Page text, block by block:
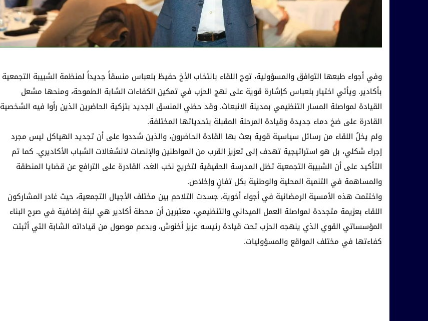
وفي أجواء طبعها التوافق والمسؤولية، توج اللقاء بانتخاب الأخ حفيظ بلعباس منسقاً جديداً لمنظمة الشبيبة التجمعية
بأكادير. ويأتي اختيار بلعباس كإشارة قوية على نهج الحزب في تمكين الكفاءات الشابة الطموحة، ومنحها مشعل
القيادة لمواصلة المسار التنظيمي بمدينة الانبعاث. وقد حظي المنسق الجديد بتزكية الحاضرين الذين رأوا فيه الشخصية
القادرة على ضخ دماء جديدة وقيادة المرحلة المقبلة بتحدياتها المختلفة.
ولم يخلُ اللقاء من رسائل سياسية قوية بعث بها القادة الحاضرون، والذين شددوا على أن تجديد الهياكل ليس مجرد
إجراء شكلي، بل هو استراتيجية تهدف إلى تعزيز القرب من المواطنين والإنصات لانشغالات الشباب الأكاديري. كما تم
التأكيد على أن الشبيبة التجمعية تظل المدرسة الحقيقية لتخريج نخب الغد، القادرة على الترافع عن قضايا المنطقة
والمساهمة في التنمية المحلية والوطنية بكل تفانٍ وإخلاص.
واختتمت هذه الأمسية الرمضانية في أجواء أخوية، جسدت التلاحم بين مختلف الأجيال التجمعية، حيث غادر المشاركون
اللقاء بعزيمة متجددة لمواصلة العمل الميداني والتنظيمي، معتبرين أن محطة أكادير هي لبنة إضافية في صرح البناء
المؤسساتي القوي الذي ينهجه الحزب تحت قيادة رئيسه عزيز أخنوش، وبدعم موصول من قياداته الشابة التي أثبتت
كفاءتها في مختلف المواقع والمسؤوليات.